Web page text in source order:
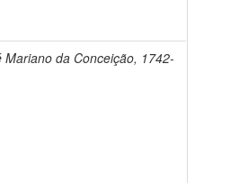
Mariano da Conceição, 1742-